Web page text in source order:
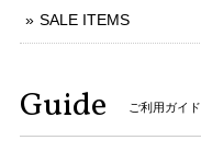
SALE ITEMS
Guide ご利用ガイド